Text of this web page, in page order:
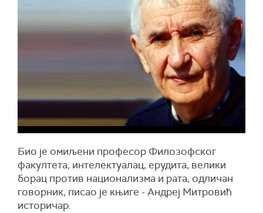
Био је омиљени професор Филозофског
факултета, интелектуалац, ерудита, велики
борац против национализма и рата, одличан
говорник, писао је књиге - Андреј Митровић
историчар.